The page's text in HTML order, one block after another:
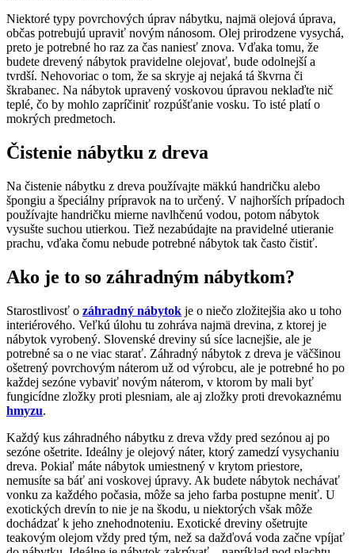
Niektoré typy povrchových úprav nábytku, najmä olejová úprava,
občas potrebujú upraviť novým nánosom. Olej prirodzene vysychá,
preto je potrebné ho raz za čas naniesť znova. Vďaka tomu, že
budete drevený nábytok pravidelne olejovať, bude odolnejší a
tvrdší. Nehovoriac o tom, že sa skryje aj nejaká tá škvrna či
škrabanec. Na nábytok upravený voskovou úpravou neklaďte nič
teplé, čo by mohlo zapríčiniť rozpúšťanie vosku. To isté platí o
mokrých predmetoch.
Čistenie nábytku z dreva
Na čistenie nábytku z dreva používajte mäkkú handričku alebo
špongiu a špeciálny prípravok na to určený. V najhorších prípadoch
používajte handričku mierne navlhčenú vodou, potom nábytok
vysušte suchou utierkou. Tiež nezabúdajte na pravidelné utieranie
prachu, vďaka čomu nebude potrebné nábytok tak často čistiť.
Ako je to so záhradným nábytkom?
Starostlivosť o záhradný nábytok je o niečo zložitejšia ako u toho
interiérového. Veľkú úlohu tu zohráva najmä drevina, z ktorej je
nábytok vyrobený. Slovenské dreviny sú síce lacnejšie, ale je
potrebné sa o ne viac starať. Záhradný nábytok z dreva je väčšinou
ošetrený povrchovým náterom už od výrobcu, ale je potrebné ho po
každej sezóne vybaviť novým náterom, v ktorom by mali byť
fungicídne zložky proti plesniam, ale aj zložky proti drevokaznému
hmyzu.
Každý kus záhradného nábytku z dreva vždy pred sezónou aj po
sezóne ošetrite. Ideálny je olejový náter, ktorý zamedzí vysychaniu
dreva. Pokiaľ máte nábytok umiestnený v krytom priestore,
nemusíte sa báť ani voskovej úpravy. Ak budete nábytok nechávať
vonku za každého počasia, môže sa jeho farba postupne meniť. U
exotických drevín to nie je na škodu, u niektorých však môže
dochádzať k jeho znehodnoteniu. Exotické dreviny ošetrujte
teakovým olejom vždy pred tým, než sa dažďová voda začne vpíjať